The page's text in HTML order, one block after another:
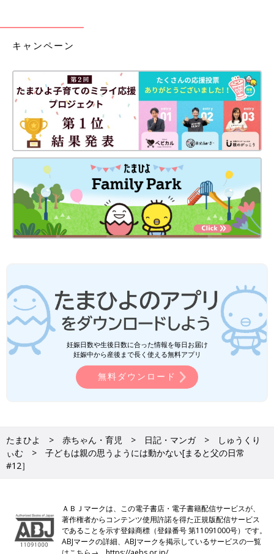
キャンペーン
妊娠日数や生後日数に合った情報を毎日お届け
妊娠中から産後まで長く使える無料アプリ
無料ダウンロード
たまひよ 赤ちゃん・育児 日記・マンガ
しゅうくり
ぃむ
子どもは親の思うようには動かない[まると父の日常
#12］
ＡＢＪマークは、この電子書店・電子書籍配信サービスが、
著作権者からコンテンツ使用許諾を得た正規版配信サービス
であることを示す登録商標（登録番号 第11091000号）です。
ABJマークの詳細、ABJマークを掲示しているサービスの一覧